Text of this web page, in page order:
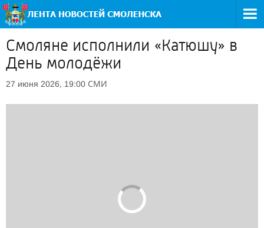
Смоляне исполнили «Катюшу» в
День молодёжи
27 июня 2026, 19:00 СМИ